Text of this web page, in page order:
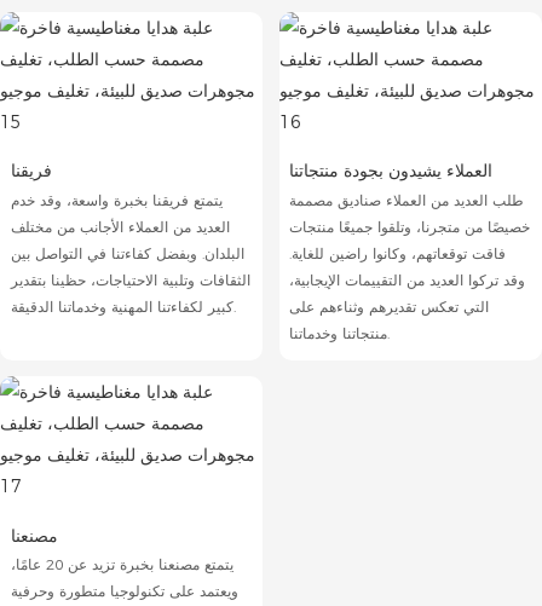
فريقنا
يتمتع فريقنا بخبرة واسعة، وقد خدم
العديد من العملاء الأجانب من مختلف
البلدان. ​​وبفضل كفاءتنا في التواصل بين
الثقافات وتلبية الاحتياجات، حظينا بتقدير
كبير لكفاءتنا المهنية وخدماتنا الدقيقة.
العملاء يشيدون بجودة منتجاتنا
طلب العديد من العملاء صناديق مصممة
خصيصًا من متجرنا، وتلقوا جميعًا منتجات
فاقت توقعاتهم، وكانوا راضين للغاية.
وقد تركوا العديد من التقييمات الإيجابية،
التي تعكس تقديرهم وثناءهم على
مصنعنا
يتمتع مصنعنا بخبرة تزيد عن 20 عامًا،
ويعتمد على تكنولوجيا متطورة وحرفية